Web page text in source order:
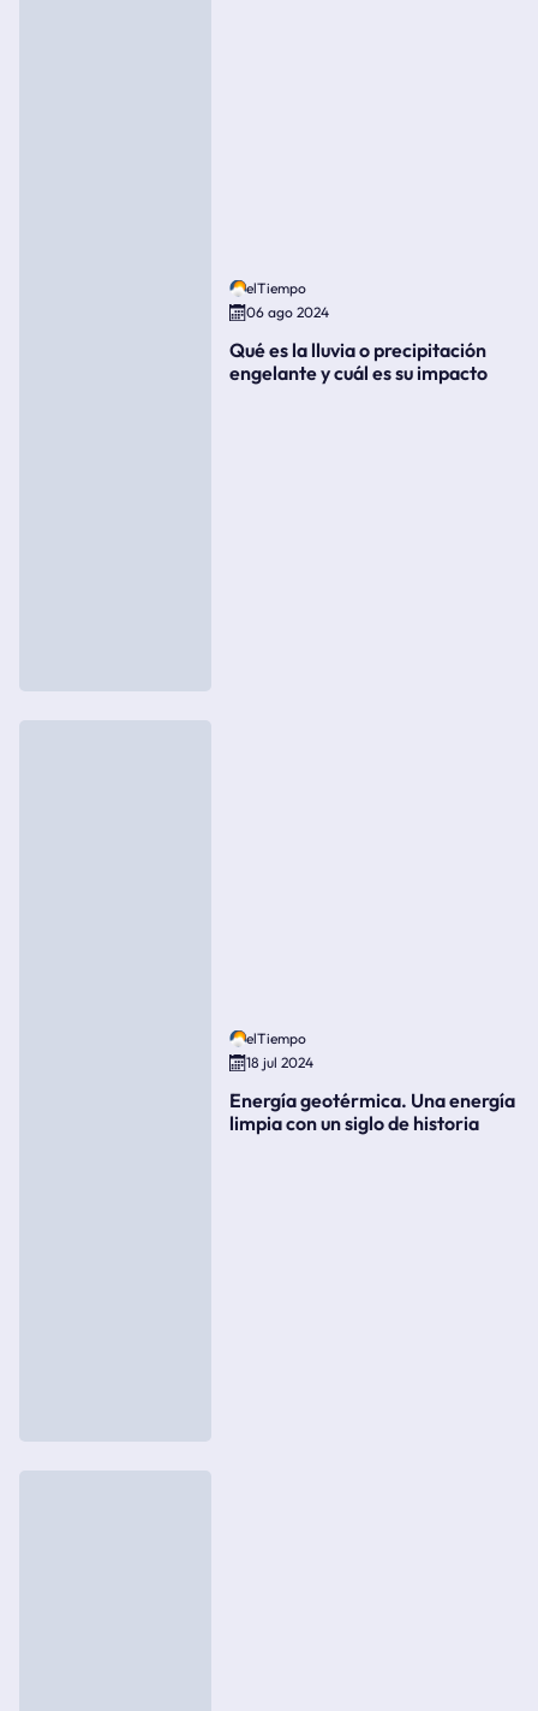
elTiempo
06 ago 2024
Qué es la lluvia o precipitación
engelante y cuál es su impacto
elTiempo
18 jul 2024
Energía geotérmica. Una energía
limpia con un siglo de historia